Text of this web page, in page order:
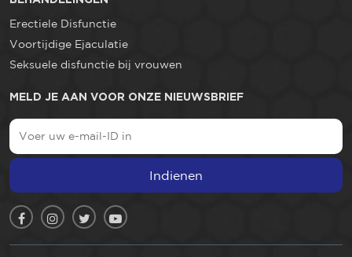
Erectiele Disfunctie
Voortijdige Ejaculatie
Seksuele disfunctie bij vrouwen
MELD JE AAN VOOR ONZE NIEUWSBRIEF
Indienen